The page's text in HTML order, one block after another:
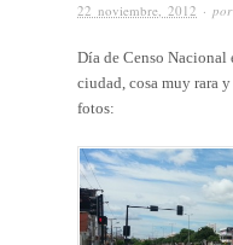
22 noviembre, 2012 · por
Día de Censo
ciudad, cosa muy rara
fotos: